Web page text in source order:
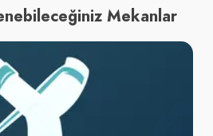
Mekanlar